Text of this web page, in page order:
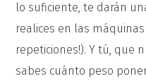
lo suficiente, te darán
realices en las máquinas
repeticiones!). Y tú, que
sabes cuánto peso